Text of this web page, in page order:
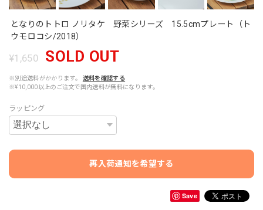
となりのトトロ ノリタケ 野菜シリーズ 15.5cmプレート（ト
ウモロコシ/2018）
¥1,650 SOLD OUT
※別途送料がかかります。
送料を確認する
※¥10,000以上のご注文で国内送料が無料になります。
ラッピング
再入荷通知を希望する
Save